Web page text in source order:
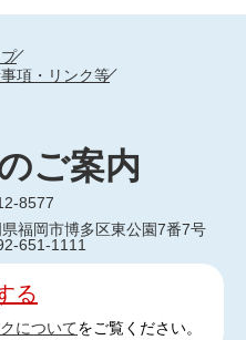
項・リンク等
ご案内
8577
福岡市博多区東公園7番7号
651-1111
る
についてをご覧ください。